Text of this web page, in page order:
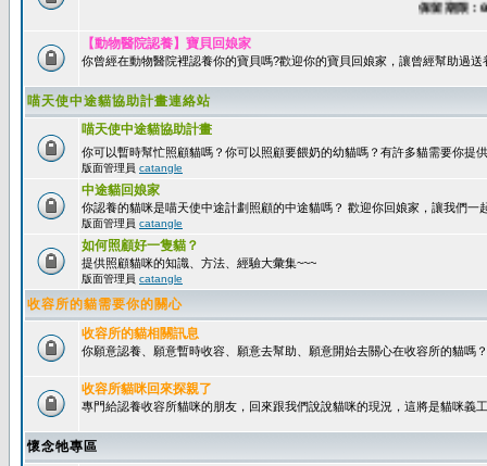
保留期限：60天
【動物醫院認養】寶貝回娘家
你曾經在動物醫院裡認養你的寶貝嗎?歡迎你的寶貝回娘家，讓曾經幫助過
喵天使中途貓協助計畫連絡站
喵天使中途貓協助計畫
你可以暫時幫忙照顧貓嗎？你可以照顧要餵奶的幼貓嗎？有許多貓需要你提
版面管理員 catangle
中途貓回娘家
你認養的貓咪是喵天使中途計劃照顧的中途貓嗎？ 歡迎你回娘家，讓我們一
版面管理員 catangle
如何照顧好一隻貓？
提供照顧貓咪的知識、方法、經驗大彙集~~~
版面管理員 catangle
收容所的貓需要你的關心
收容所的貓相關訊息
你願意認養、願意暫時收容、願意去幫助、願意開始去關心在收容所的貓嗎？
收容所貓咪回來探親了
專門給認養收容所貓咪的朋友，回來跟我們說說貓咪的現況，這將是貓咪義
懷念牠專區